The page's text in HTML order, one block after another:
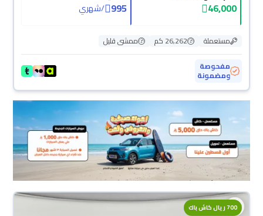
46,000
995
/شهري
مستعملة 26,262 كم
ممشى قليل
مفحوصة
ومضمونة
700 ريال كاش باك